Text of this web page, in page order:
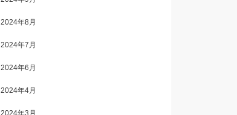
2024年8月
2024年7月
2024年6月
2024年4月
2024年3月